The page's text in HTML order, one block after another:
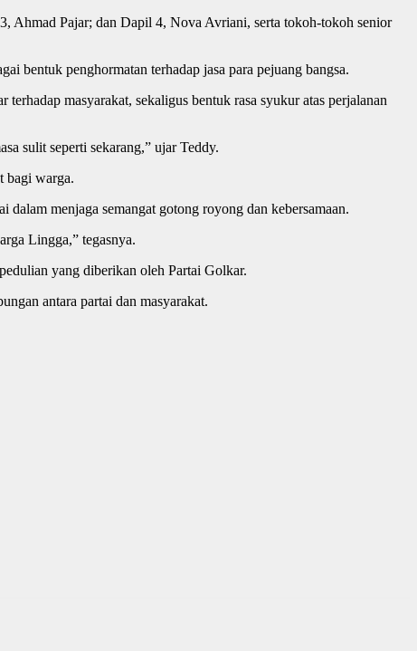
Ahmad Pajar; dan Dapil 4, Nova Avriani, serta tokoh-tokoh senior
bentuk penghormatan terhadap jasa para pejuang bangsa.
masyarakat, sekaligus bentuk rasa syukur atas perjalanan
sulit seperti sekarang,” ujar Teddy.
bagi warga.
menjaga semangat gotong royong dan kebersamaan.
Lingga,” tegasnya.
yang diberikan oleh Partai Golkar.
antara partai dan masyarakat.